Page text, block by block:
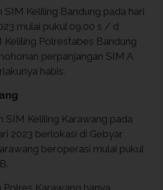
Keliling Bandung pada hari
mulai pukul 09.00 s / d
Keliling Polrestabes Bandung
perpanjangan SIM A
habis.
SIM Keliling Karawang pada
2023 berlokasi di Gebyar
beroperasi mulai pukul
Polres Karawang hanya